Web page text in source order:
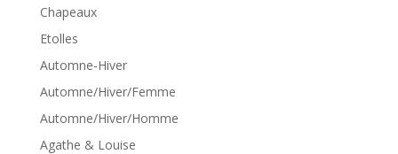
Chapeaux
Etolles
Automne-Hiver
Automne/Hiver/Femme
Automne/Hiver/Homme
Agathe & Louise